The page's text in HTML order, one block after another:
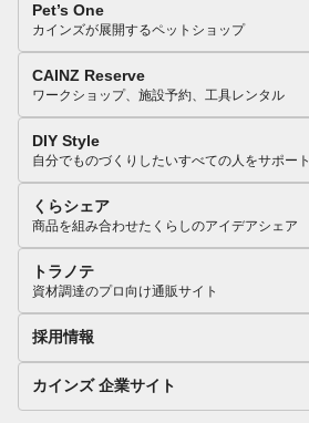
Pet’s One
カインズが展開するペットショップ
CAINZ Reserve
ワークショップ、施設予約、工具レンタル
DIY Style
自分でものづくりしたいすべての人をサポート
くらシェア
商品を組み合わせたくらしのアイデアシェア
トラノテ
資材調達のプロ向け通販サイト
採用情報
カインズ 企業サイト